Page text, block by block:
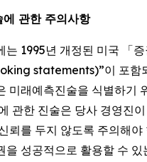
에 관한 주의사항
는 1995년 개정된 미국
statements)”이 포함
미래예측진술을 식별하기
관한 진술은 당사 경영진
뢰를 두지 않도록 주의해
을 성공적으로 활용할 수